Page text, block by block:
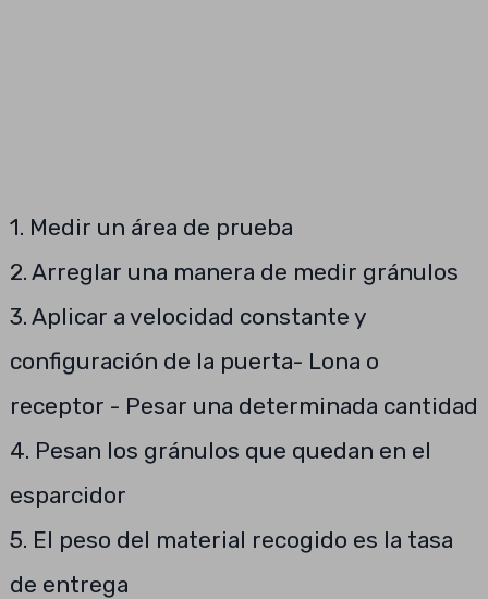
1. Medir un área de prueba
2. Arreglar una manera de medir gránulos
3. Aplicar a velocidad constante y
configuración de la puerta- Lona o
receptor - Pesar una determinada cantidad
4. Pesan los gránulos que quedan en el
esparcidor
5. El peso del material recogido es la tasa
de entrega